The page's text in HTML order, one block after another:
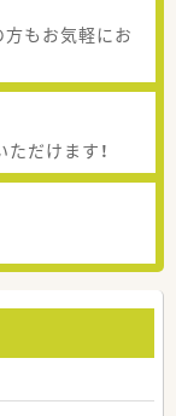
もお気軽にお
だけます！